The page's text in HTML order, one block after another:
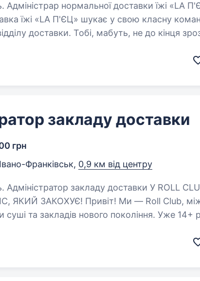
їжі «LА П'ЄЦ» шукає у свою класну
доставки. Тобі, мабуть, не до кінця
закладу доставки
грн
Івано-Франківськ, 0,9 км від центру
—
ЯКИЙ ЗАКОХУЄ! Привіт! Ми — Roll Club,
та закладів нового покоління. Уже 14+